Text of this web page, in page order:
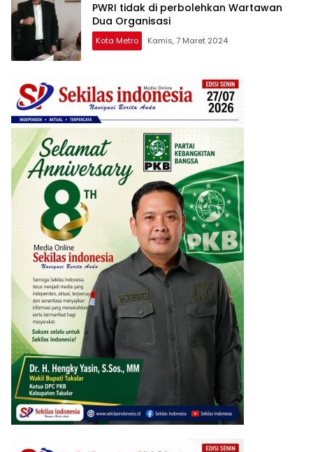
PWRI tidak di perbolehkan Wartawan
Dua Organisasi
Kota Metro Kamis, 7 Maret 2024